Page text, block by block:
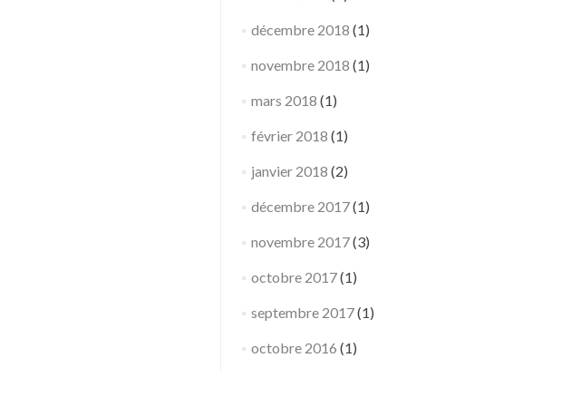
décembre 2018 (1)
novembre 2018 (1)
mars 2018 (1)
février 2018 (1)
janvier 2018 (2)
décembre 2017(1)
novembre 2017(3)
octobre 2017(1)
septembre 2017(1)
octobre 2016 (1)